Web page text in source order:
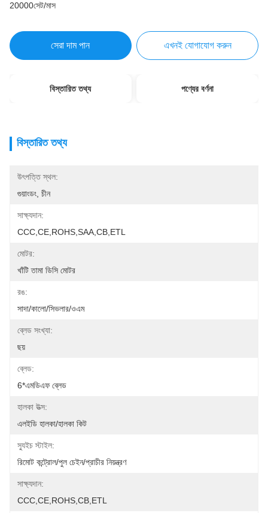
20000সেট/মাস
সেরা দাম পান এখনই যোগাযোগ করুন
বিস্তারিত তথ্য পণ্যের বর্ণনা
বিস্তারিত তথ্য
উৎপত্তি স্থল:
গুয়াংডং, চীন
সাক্ষ্যদান:
CCC,CE,ROHS,SAA,CB,ETL
মোটর:
খাঁটি তামা ডিসি মোটর
রঙ:
সাদা/কালো/সিভলার/ওএম
ব্লেড সংখ্যা:
ছয়
ব্লেড:
6*এমডিএফ ব্লেড
হালকা উত্স:
এলইডি হালকা/হালকা কিট
স্যুইচ স্টাইল:
রিমোট কন্ট্রোল/পুল চেইন/প্রাচীর নিয়ন্ত্রণ
সাক্ষ্যদান:
CCC,CE,ROHS,CB,ETL